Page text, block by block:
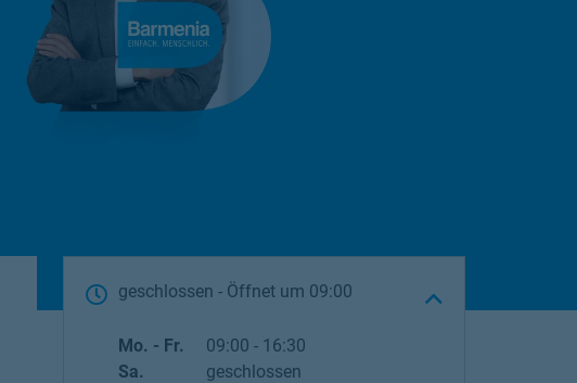
geschlossen - Öffnet um 09:00
Wochentag Öffnungszeiten
Mo. - Fr. 09:00 - 16:30
Sa.
geschlossen